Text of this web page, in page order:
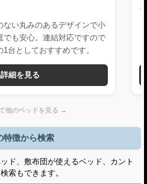
ない丸みのあるデザインで小
でも安心。連結対応ですので
台としておすすめです。
細を見る
他のベッドを見る →
特徴から検索
ド、敷布団が使えるベッド、カント
索もできます。